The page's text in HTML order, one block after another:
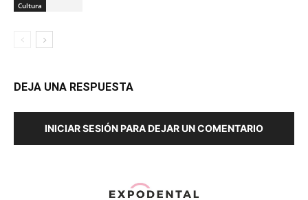
Cultura
DEJA UNA RESPUESTA
INICIAR SESIÓN PARA DEJAR UN COMENTARIO